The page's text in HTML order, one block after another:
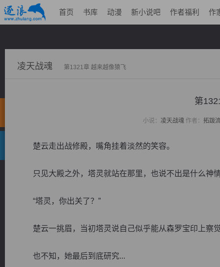
首页 书库 动漫 新小说吧 作者福利 作
凌天战魂 第1321章 越来越像猿飞
第
小说： 凌天战魂作者： 拓跋
楚云走出战修殿，嘴角挂着淡然的笑容。
只见大殿之外，塔灵就站在那里，也说不出是什么神
“塔灵，你出关了？”
楚云一挑眉，当初塔灵说自己似乎能从森罗宝印上察
也不知，她最后到底研究...